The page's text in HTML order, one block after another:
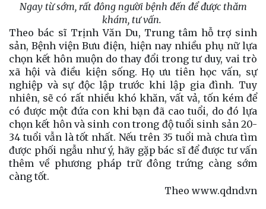
Ngay từ sớm, rất đông người bệnh đến để được thăm
khám, tư vấn.
Theo bác sĩ Trịnh Văn Du, Trung tâm hỗ trợ sinh
sản, Bệnh viện Bưu điện, hiện nay nhiều phụ nữ lựa
chọn kết hôn muộn do thay đổi trong tư duy, vai trò
xã hội và điều kiện sống. Họ ưu tiên học vấn, sự
nghiệp và sự độc lập trước khi lập gia đình. Tuy
nhiên, sẽ có rất nhiều khó khăn, vất vả, tốn kém để
có được một đứa con khi bạn đã cao tuổi, do đó lựa
chọn kết hôn và sinh con trong độ tuổi sinh sản 20-
34 tuổi vẫn là tốt nhất. Nếu trên 35 tuổi mà chưa tìm
được phối ngẫu như ý, hãy gặp bác sĩ để được tư vấn
thêm về phương pháp trữ đông trứng càng sớm
càng tốt.
Theo www.qdnd.vn